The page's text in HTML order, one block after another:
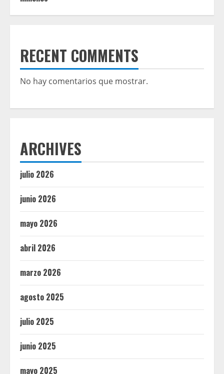
RECENT COMMENTS
No hay comentarios que mostrar.
ARCHIVES
julio 2026
junio 2026
mayo 2026
abril 2026
marzo 2026
agosto 2025
julio 2025
junio 2025
mayo 2025